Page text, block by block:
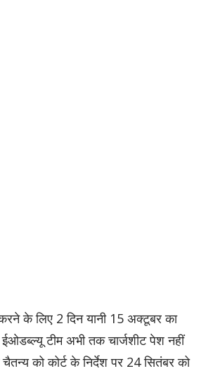
के लिए 2 दिन यानी 15 अक्टूबर का
टीम अभी तक चार्जशीट पेश नहीं
को कोर्ट के निर्देश पर 24 सितंबर को